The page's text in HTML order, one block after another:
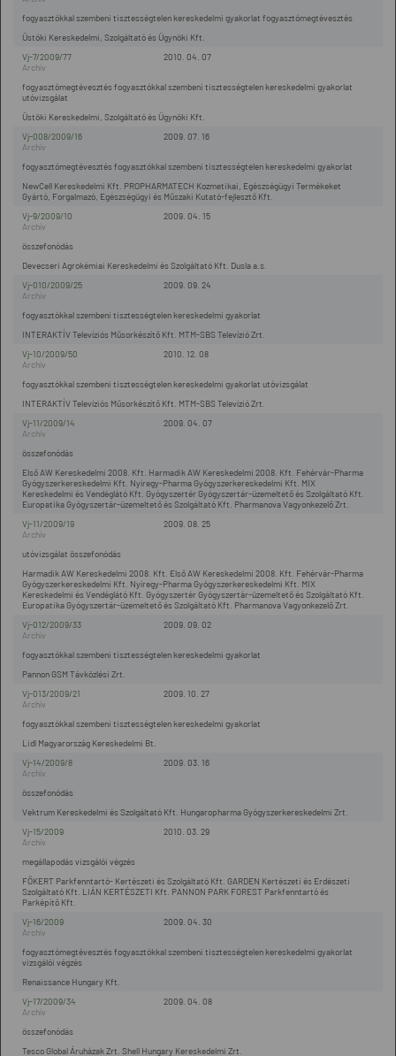
Üstöki Kereskedelmi, Szolgáltató és Ügynöki Kft.
fogyasztókkal szembeni tisztességtelen kereskedelmi gyakorlat fogyasztómegtévesztés
2010. 04. 07
Vj-7/2009/77
Üstöki Kereskedelmi, Szolgáltató és Ügynöki Kft.
fogyasztómegtévesztés fogyasztókkal szembeni tisztességtelen kereskedelmi gyakorlat
utóvizsgálat
2009. 07. 16
Vj-008/2009/16
NewCell Kereskedelmi Kft. PROPHARMATECH Kozmetikai, Egészségügyi Termékeket
Gyártó, Forgalmazó, Egészségügyi és Műszaki Kutató-fejlesztő Kft.
fogyasztómegtévesztés fogyasztókkal szembeni tisztességtelen kereskedelmi gyakorlat
2009. 04. 15
Vj-9/2009/10
Devecseri Agrokémiai Kereskedelmi és Szolgáltató Kft. Dusla a.s.
összefonódás
2009. 09. 24
Vj-010/2009/25
INTERAKTÍV Televíziós Műsorkészítő Kft. MTM-SBS Televízió Zrt.
fogyasztókkal szembeni tisztességtelen kereskedelmi gyakorlat
2010. 12. 08
Vj-10/2009/50
INTERAKTÍV Televíziós Műsorkészítő Kft. MTM-SBS Televízió Zrt.
fogyasztókkal szembeni tisztességtelen kereskedelmi gyakorlat utóvizsgálat
2009. 04. 07
Vj-11/2009/14
Első AW Kereskedelmi 2008. Kft. Harmadik AW Kereskedelmi 2008. Kft. Fehérvár-Pharma
Gyógyszerkereskedelmi Kft. Nyíregy-Pharma Gyógyszerkereskedelmi Kft. MIX
Kereskedelmi és Vendéglátó Kft. Gyógyszertér Gyógyszertár-üzemeltető és Szolgáltató Kft.
Europatika Gyógyszertár-üzemeltető és Szolgáltató Kft. Pharmanova Vagyonkezelő Zrt.
összefonódás
2009. 08. 25
Vj-11/2009/19
Harmadik AW Kereskedelmi 2008. Kft. Első AW Kereskedelmi 2008. Kft. Fehérvár-Pharma
Gyógyszerkereskedelmi Kft. Nyíregy-Pharma Gyógyszerkereskedelmi Kft. MIX
Kereskedelmi és Vendéglátó Kft. Gyógyszertér Gyógyszertár-üzemeltető és Szolgáltató Kft.
Europatika Gyógyszertár-üzemeltető és Szolgáltató Kft. Pharmanova Vagyonkezelő Zrt.
utóvizsgálat összefonódás
2009. 09. 02
Vj-012/2009/33
Pannon GSM Távközlési Zrt.
fogyasztókkal szembeni tisztességtelen kereskedelmi gyakorlat
2009. 10. 27
Vj-013/2009/21
Lidl Magyarország Kereskedelmi Bt.
fogyasztókkal szembeni tisztességtelen kereskedelmi gyakorlat
2009. 03. 16
Vj-14/2009/8
Vektrum Kereskedelmi és Szolgáltató Kft. Hungaropharma Gyógyszerkereskedelmi Zrt.
összefonódás
2010. 03. 29
Vj-15/2009
FŐKERT Parkfenntartó- Kertészeti és Szolgáltató Kft. GARDEN Kertészeti és Erdészeti
Szolgáltató Kft. LIÁN KERTÉSZETI Kft. PANNON PARK FOREST Parkfenntartó és
Parképítő Kft.
megállapodás vizsgálói végzés
2009. 04. 30
Vj-16/2009
Renaissance Hungary Kft.
fogyasztómegtévesztés fogyasztókkal szembeni tisztességtelen kereskedelmi gyakorlat
vizsgálói végzés
2009. 04. 08
Vj-17/2009/34
Tesco Global Áruházak Zrt. Shell Hungary Kereskedelmi Zrt.
összefonódás